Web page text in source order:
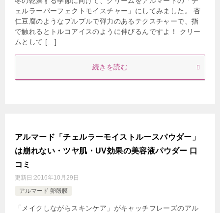
ェルラーパーフェクトモイスチャー」にしてみました。 杏
仁豆腐のようなプルプルで弾力のあるテクスチャーで、指
で触れるとトルコアイスのように伸びるんですよ！ クリー
ムとして […]
続きを読む
アルマード「チェルラーモイストルースパウダー」
は崩れない・ツヤ肌・UV効果の美容液パウダー 口
コミ
更新日:2016年10月29日
アルマード 卵殻膜
「メイクしながらスキンケア」がキャッチフレーズのアル